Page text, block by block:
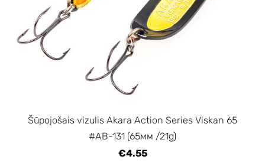
Šūpojošais vizulis Akara Action Series Viskan 65
#AB-131 (65мм /21g)
€4.55